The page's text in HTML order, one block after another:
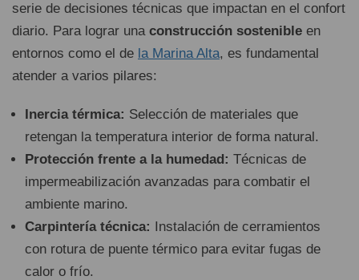
serie de decisiones técnicas que impactan en el confort
diario. Para lograr una construcción sostenible en
entornos como el de la Marina Alta, es fundamental
atender a varios pilares:
Inercia térmica: Selección de materiales que
retengan la temperatura interior de forma natural.
Protección frente a la humedad: Técnicas de
impermeabilización avanzadas para combatir el
ambiente marino.
Carpintería técnica:
Instalación de cerramientos
con rotura de puente térmico para evitar fugas de
calor o frío.